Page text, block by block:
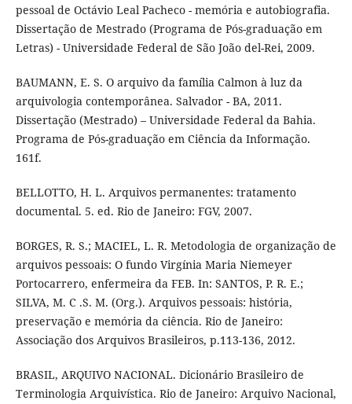
pessoal de Octávio Leal Pacheco - memória e autobiografia.
Dissertação de Mestrado (Programa de Pós-graduação em
Letras) - Universidade Federal de São João del-Rei, 2009.
BAUMANN, E. S. O arquivo da família Calmon à luz da
arquivologia contemporânea. Salvador - BA, 2011.
Dissertação (Mestrado) – Universidade Federal da Bahia.
Programa de Pós-graduação em Ciência da Informação.
161f.
BELLOTTO, H. L. Arquivos permanentes: tratamento
documental. 5. ed. Rio de Janeiro: FGV, 2007.
BORGES, R. S.; MACIEL, L. R. Metodologia de organização de
arquivos pessoais: O fundo Virgínia Maria Niemeyer
Portocarrero, enfermeira da FEB. In: SANTOS, P. R. E.;
SILVA, M. C .S. M. (Org.). Arquivos pessoais: história,
preservação e memória da ciência. Rio de Janeiro:
Associação dos Arquivos Brasileiros, p.113-136, 2012.
BRASIL, ARQUIVO NACIONAL. Dicionário Brasileiro de
Terminologia Arquivística. Rio de Janeiro: Arquivo Nacional,